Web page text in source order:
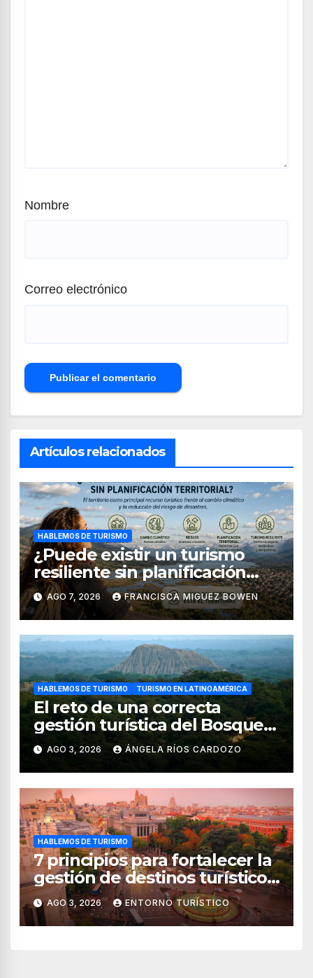
Nombre
Correo electrónico
Artículos relacionados
HABLEMOS DE TURISMO
¿Puede existir un turismo
resiliente sin planificación
territorial?
AGO 7, 2026 FRANCISCA MIGUEZ BOWEN
HABLEMOS DE TURISMO TURISMO EN LATINOAMÉRICA
El reto de una correcta
gestión turística del Bosque
de Pomac (en Perú)
AGO 3, 2026 ÁNGELA RÍOS CARDOZO
HABLEMOS DE TURISMO
7 principios para fortalecer la
gestión de destinos turísticos,
según el WTTC
AGO 3, 2026 ENTORNO TURÍSTICO